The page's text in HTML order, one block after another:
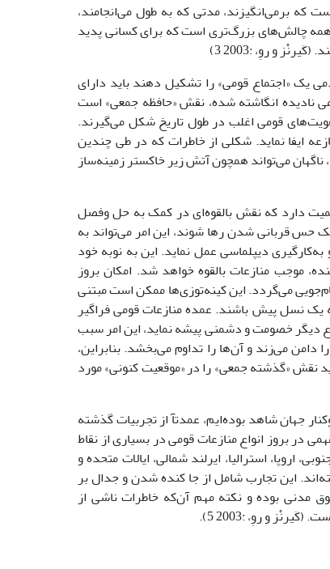
برمى‌انگیزند، مدتى که به طول مى‌انجامند،
همه چالش‌هاى بزرگ‌ترى است که براى کسانى پدید
و روِ، :2003 3)
یک «اجتماع قومى» را تشکیل دهند باید داراى
نادیده انگاشته شده، نقش «حافظه جمعى» است
صاحب‌نظران هویت‌هاى قومى اغلب در طول تاریخ شکل مى‌گیرند.
ایفا نماید. شکلى از خاطرات که در طى چندین
مى‌تواند همچون آتش زیر خاکستر زمینه‌ساز
دارد که نقش بالقوه‌اى در کمک به حل وفصل
حس قربانى شدن رها شوند، این امر مى‌تواند به
دیپلماسى عمل نماید. این به نوبه خود
موجب منازعات بالقوه خواهد شد. امکان بروز
مى‌گردد. این کینه‌توزى‌ها ممکن است مبتنى
یک نسل پیش باشند. عمده منازعات قومى فراگیر
دیگر خصومت و دشمنى پیشه نماید، این امر سبب
مى‌زند و آن‌ها را تداوم مى‌بخشد. بنابراین،
نقش «گذشته جمعى» را در «موقعیت کنونى» مورد
جهان شاهد بوده‌ایم، عمدتآ از تجربیات گذشته
در بروز انواع منازعات قومى در بسیارى از نقاط
اروپا، استرالیا، ایرلند شمالى، ایالات متحده و
این تجارب شامل از جا کنده شدن و جدال بر
مدنى بوده و نکته مهم آن‌که خاطرات ناشى از
و روِ، :2003 5).